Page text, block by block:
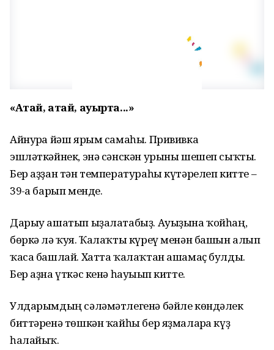
«Атай, атай, ауырта...»
Айнурға йәш ярым самаһы. Прививка
эшләткәйнек, энә сәнскән урыны шешеп сыҡты.
Бер аҙҙан тән температураһы күтәрелеп китте –
39-ға барып менде.
Дарыу ашатып ыҙалатабыҙ. Ауыҙына ҡойһаң,
бөркә лә ҡуя. Ҡалаҡты күреү менән башын алып
ҡаса башлай. Хатта ҡалаҡтан ашамаҫ булды.
Бер аҙна үткәс кенә һауығып китте.
Улдарымдың сәләмәтлегенә бәйле көндәлек
биттәренә төшкән ҡайһы бер яҙмаларға күҙ
һалайыҡ.